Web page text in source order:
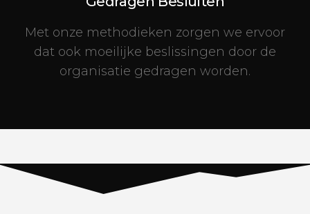
Met onze methodieken zorgen we ervoor
dat ook moeilijke beslissingen door de
organisatie gedragen worden.